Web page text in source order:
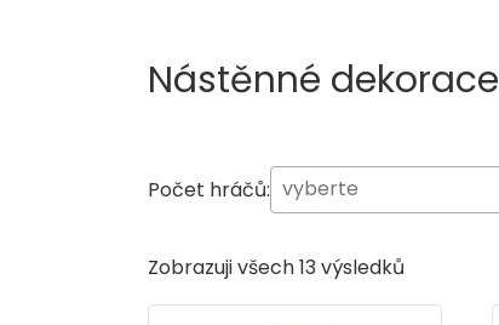
Nástěnné dekorace
Počet hráčů:
Zobrazuji všech 13 výsledků